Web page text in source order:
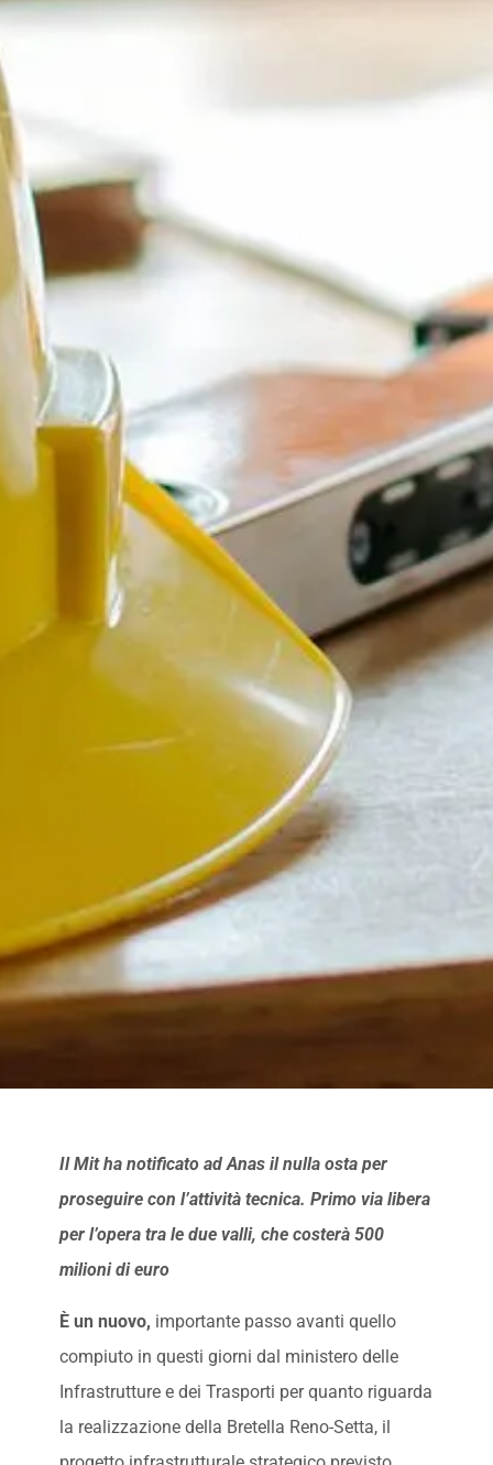
Il Mit ha notificato ad Anas il nulla osta per
proseguire con l’attività tecnica. Primo via libera
per l’opera tra le due valli, che costerà 500
milioni di euro
È un nuovo, importante passo avanti quello
compiuto in questi giorni dal ministero delle
Infrastrutture e dei Trasporti per quanto riguarda
la realizzazione della Bretella Reno-Setta, il